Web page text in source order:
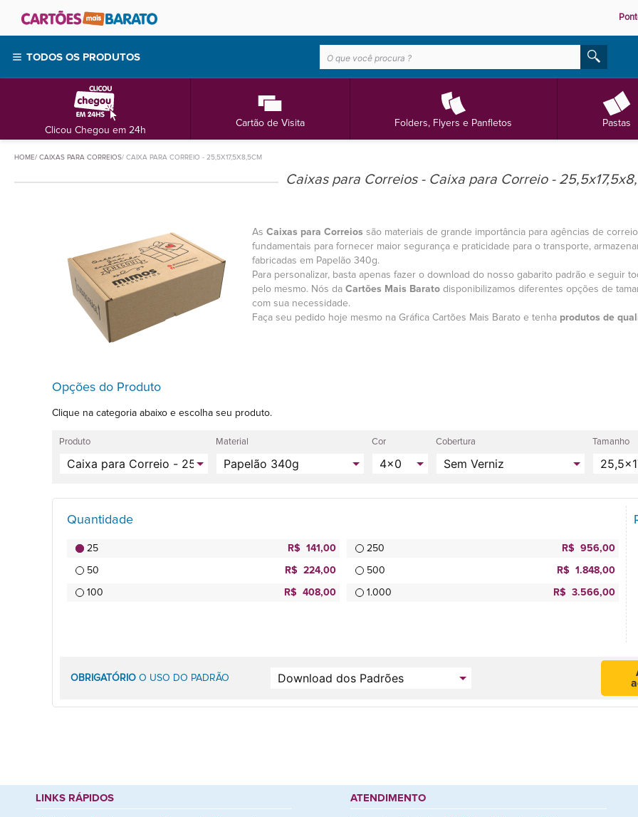
TODOS OS PRODUTOS
Clicou Chegou em 24h
Cartão de Visita Folders, Flyers e Panfletos Pastas
HOME CAIXAS PARA CORREIOS CAIXA PARA CORREIO - 25,5X17,5X8,5CM
Caixas para Correios - Caixa para Correio -
As Caixas para Correios são materiais de grande importância para agências de
fundamentais para fornecer maior segurança e praticidade para o transporte,
fabricadas em Papelão 340g.
Para personalizar, basta apenas fazer o download do nosso gabarito padrão e seguir
pelo mesmo. Nós da Cartões Mais Barato disponibilizamos diferentes opções de
com sua necessidade.
Faça seu pedido hoje mesmo na Gráfica Cartões Mais Barato e tenha produtos de
Opções do Produto
Clique na categoria abaixo e escolha seu produto.
Produto Material Cor Cobertura Tamanho
Quantidade
25 R$ 141,00
50 R$ 224,00
100 R$ 408,00
250 R$ 956,00
500 R$ 1.848,00
1.000 R$ 3.566,00
OBRIGATÓRIO O USO DO PADRÃO
LINKS RÁPIDOS ATENDIMENTO